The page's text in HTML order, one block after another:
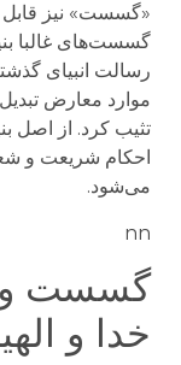
«گسست» نیز
گسست‌های غالبا
رسالت انبیای
موارد معارض
تثیب کرد. از اصل
احکام شریعت و
می‌شود.
nn
گسست و
خدا و